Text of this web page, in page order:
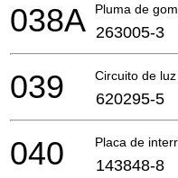
Pluma de
038A 263005-3
Circuito de luz
039 620295-5
Placa de
040 143848-8